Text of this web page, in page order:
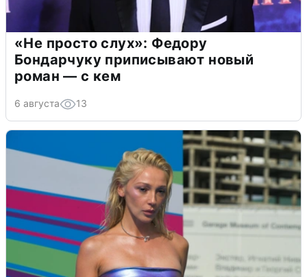
«Не просто слух»: Федору
Бондарчуку приписывают новый
роман — с кем
6 августа 13